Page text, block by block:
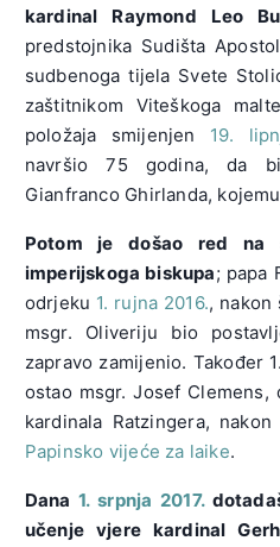
kardinal Raymond Leo
predstojnika Sudišta
sudbenoga tijela Svete
zaštitnikom Viteškoga
položaja smijenjen 19.
navršio 75 godina, da
Gianfranco Ghirlanda,
Potom je došao red na
imperijskoga biskupa; papa
odrjeku 1. rujna 2016., nakon
msgr. Oliveriju bio
zapravo zamijenio. Također
ostao msgr. Josef
kardinala Ratzingera,
Papinsko vijeće za laike.
Dana1. srpnja 2017.
učenje vjere kardinal